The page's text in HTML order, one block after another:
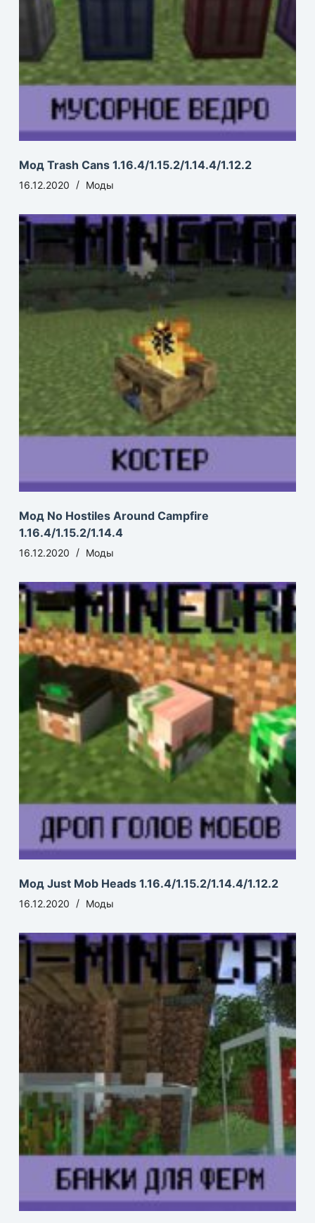
Мод Trash Cans 1.16.4/1.15.2/1.14.4/1.12.2
16.12.2020 Моды
Мод No Hostiles Around Campfire
1.16.4/1.15.2/1.14.4
16.12.2020 Моды
Мод Just Mob Heads 1.16.4/1.15.2/1.14.4/1.12.2
16.12.2020 Моды